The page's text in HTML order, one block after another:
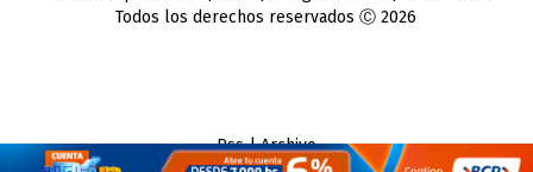
Todos los derechos reservados Ⓒ 2026
Rss|Archivo